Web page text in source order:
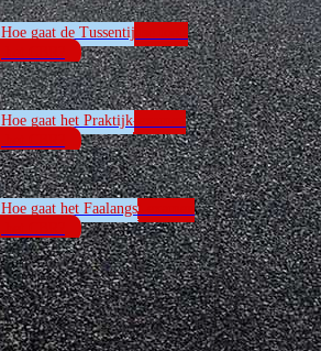
Hoe gaat de Tussentijdse toets
Hoe gaat het Praktijk-examen
Hoe gaat het Faalangst-examen